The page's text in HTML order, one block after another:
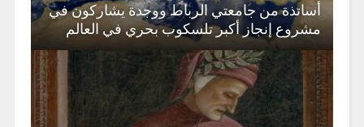
أساتذة من جامعتي الرباط ووجدة يشاركون في
مشروع إنجاز أكبر تلسكوب بحري في العالم